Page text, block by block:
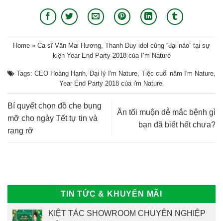
Home » Ca sĩ Văn Mai Hương, Thanh Duy idol cùng “đại náo” tại sự
kiện Year End Party 2018 của I’m Nature
Tags: CEO Hoàng Hạnh, Đại lý I'm Nature, Tiệc cuối năm I'm Nature,
Year End Party 2018 của i'm Nature.
Bí quyết chọn đồ che bụng
mỡ cho ngày Tết tự tin và
rạng rỡ
Ăn tối muộn dễ mắc bệnh gì
bạn đã biết hết chưa?
TIN TỨC & KHUYẾN MÃI
KIỆT TÁC SHOWROOM CHUYÊN NGHIỆP